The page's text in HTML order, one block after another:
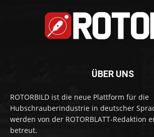
ÜBER UNS
ROTORBILD ist die neue Plattform für die
Hubschrauberindustrie in deutscher
werden von der ROTORBLATT-Redaktion
betreut.